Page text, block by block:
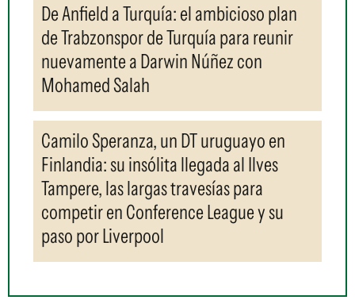
De Anfield a Turquía: el ambicioso plan
de Trabzonspor de Turquía para reunir
nuevamente a Darwin Núñez con
Mohamed Salah
Camilo Speranza, un DT uruguayo en
Finlandia: su insólita llegada al Ilves
Tampere, las largas travesías para
competir en Conference League y su
paso por Liverpool